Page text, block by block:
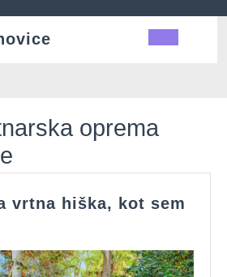
oprema
vrtna hiška, kot sem